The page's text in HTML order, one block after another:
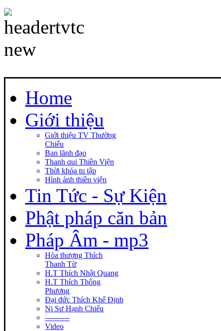
Home
Giới thiệu
Giới thiệu TV Thường
Chiếu
Ban lãnh đạo
Thanh qui Thiền Viện
Thời khóa tu tập
Hình ảnh thiền viện
Tin Tức - Sự Kiện
Phật pháp căn bản
Pháp Âm - mp3
Hòa thượng Thích
Thanh Từ
H.T Thích Nhật Quang
H.T Thích Thông
Phương
Đại đức Thích Khế Định
Ni Sư Hạnh Chiếu
----------
Video